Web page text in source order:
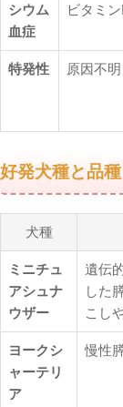
シウム
血症
ビタミ
特発性 原因不明
好発犬種と品
犬種
ミニチュ
アシュナ
ウザー
遺伝
した
こし
ヨークシ
ャーテリ
ア
慢性